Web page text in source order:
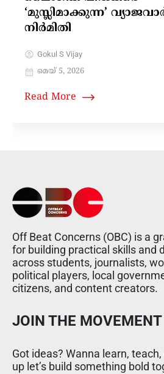
‘മുസ്ലിമാക്കുന്ന’
നിർമിതി
Gokul S Vijay
മെയ്‌ 5, 2026
Read More
Off Beat Concerns (OBC) is a
for building practical skills and
across students, journalists,
political players, local
citizens, and content creators.
JOIN THE MOVEMENT
Got ideas? Wanna learn,
up let’s build something bold